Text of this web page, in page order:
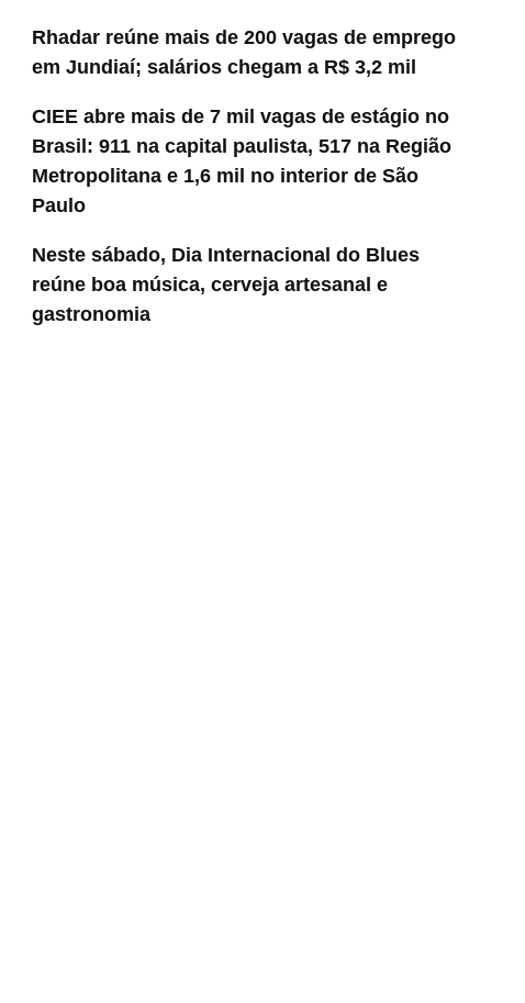
Rhadar reúne mais de 200 vagas de emprego
em Jundiaí; salários chegam a R$ 3,2 mil
CIEE abre mais de 7 mil vagas de estágio no
Brasil: 911 na capital paulista, 517 na Região
Metropolitana e 1,6 mil no interior de São
Paulo
Neste sábado, Dia Internacional do Blues
reúne boa música, cerveja artesanal e
gastronomia